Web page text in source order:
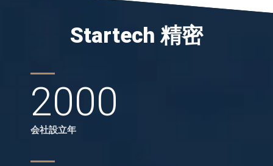
Startech 精密
2000
会社設立年